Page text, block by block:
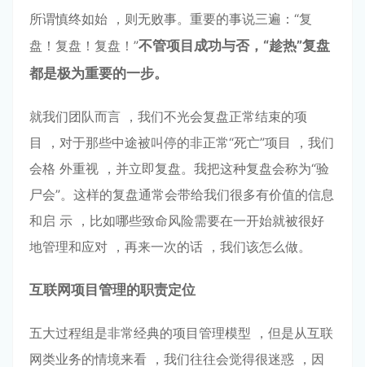
所谓慎终如始 ，则⽆败事。重要的事说三遍：“复
盘！复盘！复盘！”不管项⽬成功与否，“趁热”复盘
都是极为重要的⼀步。
就我们团队⽽⾔ ，我们不光会复盘正常结束的项
⽬ ，对于那些中途被叫停的⾮正常“死亡”项⽬ ，我们
会格 外重视 ，并⽴即复盘。我把这种复盘会称为“验
⼫会”。这样的复盘通常会带给我们很多有价值的信息
和启 ⽰ ，⽐如哪些致命⻛险需要在⼀开始就被很好
地管理和应对 ，再来⼀次的话 ，我们该怎么做。
互联⽹项⽬管理的职责定位
五⼤过程组是⾮常经典的项⽬管理模型 ，但是从互联
⽹类业务的情境来看 ，我们往往会觉得很迷惑 ，因